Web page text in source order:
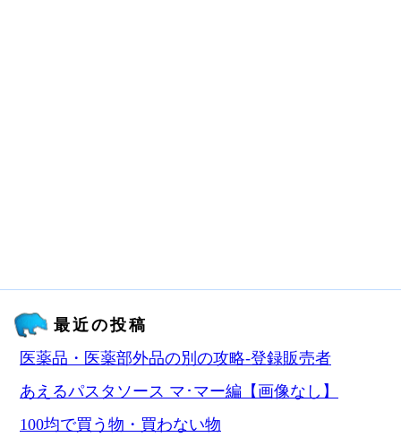
最近の投稿
医薬品・医薬部外品の別の攻略‐登録販売者
あえるパスタソース マ･マー編【画像なし】
100均で買う物・買わない物